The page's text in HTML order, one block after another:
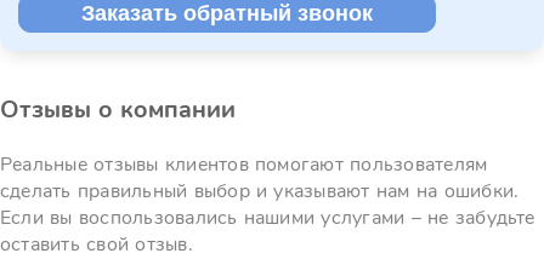
Заказать обратный звонок
Отзывы о компании
Реальные отзывы клиентов помогают пользователям
сделать правильный выбор и указывают нам на ошибки.
Если вы воспользовались нашими услугами – не забудьте
оставить свой отзыв.